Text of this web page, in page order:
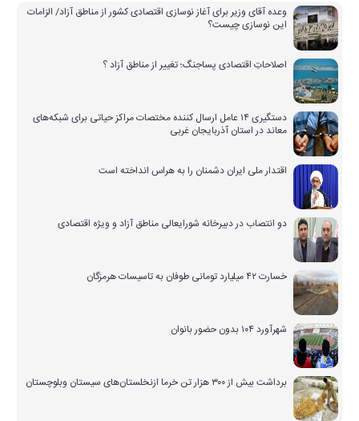
وعده آقای وزیر برای آغاز نوسازی اقتصادی کشور از مناطق آزاد/ الزامات
این نوسازی چیست؟
اصلاحاتِ اقتصادی پساجنگ؛ تغییر از مناطق آزاد ؟
دستگیری ۱۴ عامل ارسال کننده مختصات مراکز حیاتی برای شبکه‌های
معاند در استان آذربایجان غربی
اقتدار ملی ایران دشمنان را به هراس انداخته است
دو انتصاب در دبیرخانه شورایعالی مناطق آزاد و ویژه اقتصادی
خسارت ۴۲ میلیارد تومانی طوفان به تاسیسات هرمزگان
شهرآورد ۱۰۴ بدون حضور بانوان
برداشت بیش از ۳۰۰ هزار تن خرما ازنخلستان‌های سیستان وبلوچستان